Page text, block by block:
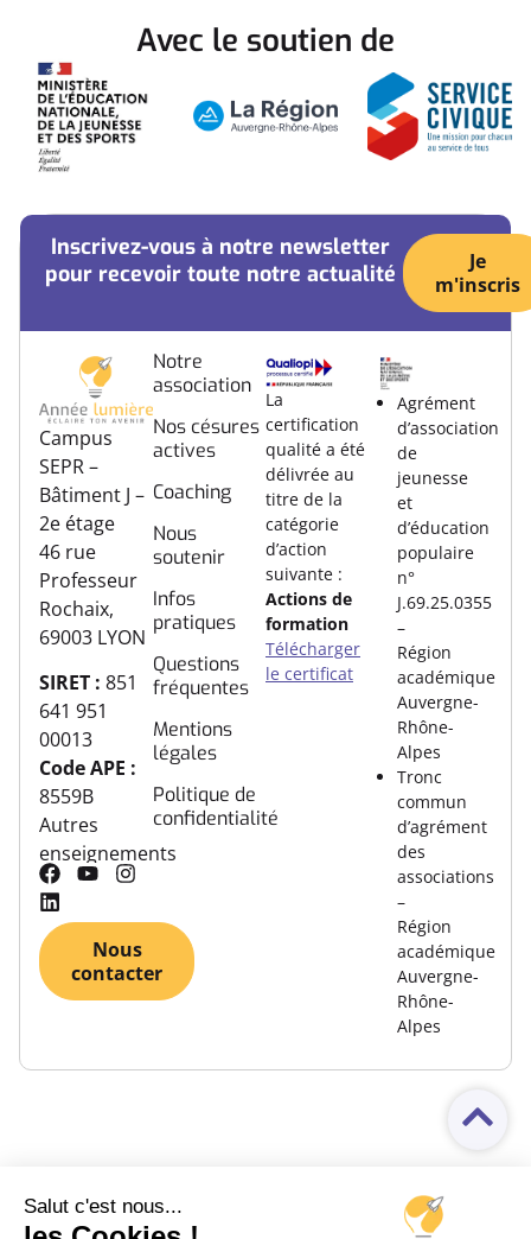
Avec le soutien de
Inscrivez-vous à notre newsletter
pour recevoir toute notre actualité
Je
m'inscris
Campus
SEPR –
Bâtiment J –
2e étage
46 rue
Professeur
Rochaix,
69003 LYON
SIRET : 851
641 951
00013
Code APE :
8559B
Autres
enseignements
Nous
contacter
Notre
association
Nos césures
actives
Coaching
Nous
soutenir
Infos
pratiques
Questions
fréquentes
Mentions
légales
Politique de
confidentialité
La
certification
qualité a été
délivrée au
titre de la
catégorie
d’action
suivante :
Actions de
formation
Télécharger
le certificat
Agrément
d’association
de
jeunesse
et
d’éducation
populaire
n°
J.69.25.0355
–
Région
académique
Auvergne-
Rhône-
Alpes
Tronc
commun
d’agrément
des
associations
–
Région
académique
Auvergne-
Rhône-
Alpes